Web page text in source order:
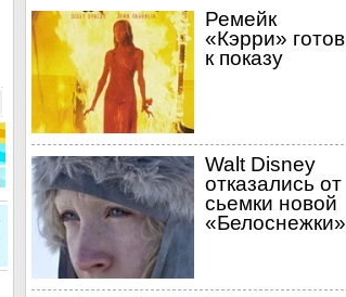
Ремейк
«Кэрри» готов
к показу
Walt Disney
отказались от
сьемки новой
«Белоснежки»